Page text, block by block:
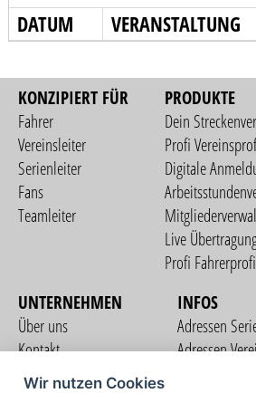
DATUM VERANSTALTUNG
KONZIPIERT FÜR
Fahrer
Vereinsleiter
Serienleiter
Fans
Teamleiter
PRODUKTE
Dein
Profi
Digitale
Live
Profi
UNTERNEHMEN
Über uns
Kontakt
Nutzungsbedingungen
INFOS
Adressen
Adressen
Wir nutzen Cookies